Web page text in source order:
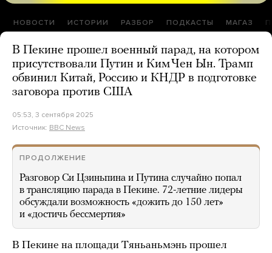
НОВОСТИ ИСТОРИИ РАЗБОР ПОДКАСТЫ МАГАЗ
В Пекине прошел военный парад, на котором
присутствовали Путин и Ким Чен Ын. Трамп
обвинил Китай, Россию и КНДР в подготовке
заговора против США
05:53, 3 сентября 2025
Источник: BBC News
ПРОДОЛЖЕНИЕ
Разговор Си Цзиньпина и Путина случайно попал
в трансляцию парада в Пекине. 72-летние лидеры
обсуждали возможность «дожить до 150 лет»
и «достичь бессмертия»
В Пекине на площади Тяньаньмэнь прошел